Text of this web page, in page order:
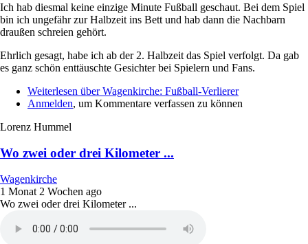
Ich hab diesmal keine einzige Minute Fußball geschaut. Bei dem Spiel
bin ich ungefähr zur Halbzeit ins Bett und hab dann die Nachbarn
draußen schreien gehört.
Ehrlich gesagt, habe ich ab der 2. Halbzeit das Spiel verfolgt. Da gab
es ganz schön enttäuschte Gesichter bei Spielern und Fans.
Weiterlesen über Wagenkirche: Fußball-Verlierer
Anmelden, um Kommentare verfassen zu können
Lorenz Hummel
Wo zwei oder drei Kilometer ...
Wagenkirche
1 Monat 2 Wochen ago
Wo zwei oder drei Kilometer ...